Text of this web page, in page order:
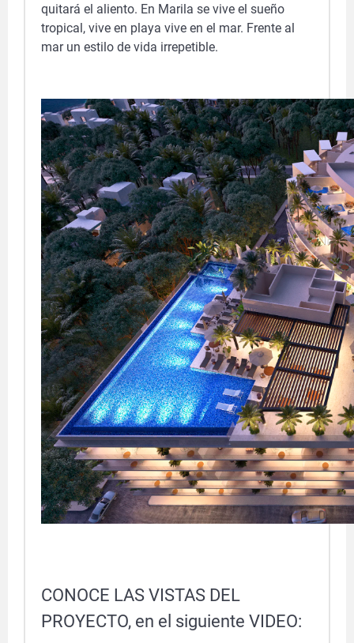
quitará el aliento. En Marila se vive el sueño
tropical, vive en playa vive en el mar. Frente al
mar un estilo de vida irrepetible.
CONOCE LAS VISTAS DEL
PROYECTO, en el siguiente VIDEO: